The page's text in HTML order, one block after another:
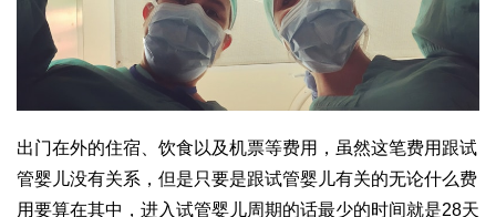
出门在外的住宿、饮食以及机票等费用，虽然这笔费用跟试
管婴儿没有关系，但是只要是跟试管婴儿有关的无论什么费
用要算在其中，进入试管婴儿周期的话最少的时间就是28天